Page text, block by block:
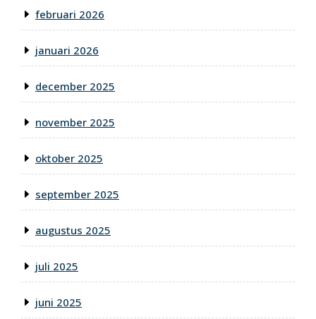
februari 2026
januari 2026
december 2025
november 2025
oktober 2025
september 2025
augustus 2025
juli 2025
juni 2025